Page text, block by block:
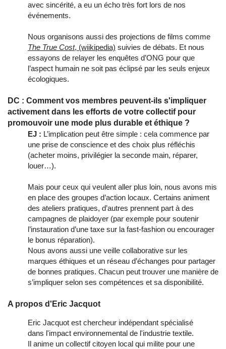
avec sincérité, a eu un écho très fort lors de nos
événements.
Nous organisons aussi des projections de films comme
The True Cost, (wiikipedia) suivies de débats. Et nous
essayons de relayer les enquêtes d’ONG pour que
l’aspect humain ne soit pas éclipsé par les seuls enjeux
écologiques.
DC : Comment vos membres peuvent-ils s'impliquer
activement dans les efforts de votre collectif pour
promouvoir une mode plus durable et éthique ?
EJ : L’implication peut être simple : cela commence par
une prise de conscience et des choix plus réfléchis
(acheter moins, privilégier la seconde main, réparer,
louer…).
Mais pour ceux qui veulent aller plus loin, nous avons mis
en place des groupes d’action locaux. Certains animent
des ateliers pratiques, d’autres prennent part à des
campagnes de plaidoyer (par exemple pour soutenir
l’instauration d’une taxe sur la fast-fashion ou encourager
le bonus réparation).
Nous avons aussi une veille collaborative sur les
marques éthiques et un réseau d’échanges pour partager
de bonnes pratiques. Chacun peut trouver une manière de
s’impliquer selon ses compétences et sa disponibilité.
A propos d'Eric Jacquot
Eric Jacquot est chercheur indépendant spécialisé
dans l'impact environnemental de l'industrie textile.
Il anime un collectif citoyen local qui milite pour une